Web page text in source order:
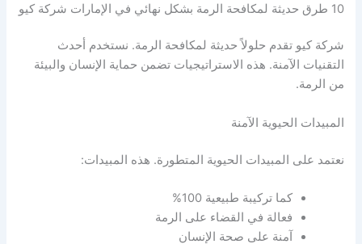
10 طرق حديثة لمكافحة الرمة بشكل نهائي في الإمارات شركة كيو
شركة كيو تقدم حلولاً حديثة لمكافحة الرمة. نستخدم أحدث
التقنيات الآمنة. هذه الاستراتيجيات تضمن حماية الإنسان والبيئة
من الرمة.
المبيدات الحيوية الآمنة
نعتمد على المبيدات الحيوية المتطورة. هذه المبيدات:
كما تركيبة طبيعية 100%
فعالة في القضاء على الرمة
آمنة على صحة الإنسان